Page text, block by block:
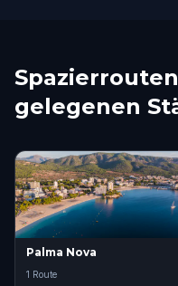
gelegenen
Palma Nova
1 Route